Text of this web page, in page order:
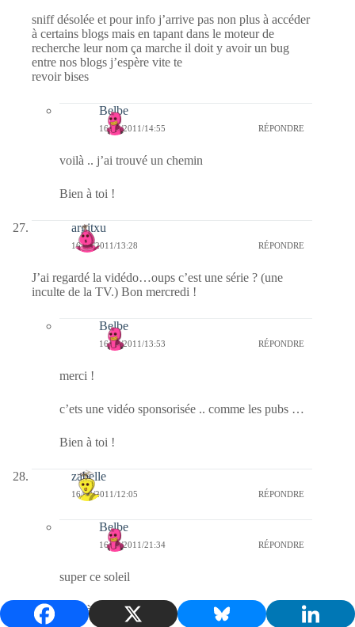
sniff désolée et pour info j’arrive pas non plus à accéder
à certains blogs mais en tapant dans le moteur de
recherche leur nom ça marche il doit y avoir un bug
entre nos blogs j’espère vite te
revoir bises
Belbe
16/02/2011/14:55 RÉPONDRE
voilà .. j’ai trouvé un chemin
Bien à toi !
argitxu
16/02/2011/13:28 RÉPONDRE
J’ai regardé la vidédo…oups c’est une série ? (une
inculte de la TV.) Bon mercredi !
Belbe
16/02/2011/13:53 RÉPONDRE
merci !
c’ets une vidéo sponsorisée .. comme les pubs …
Bien à toi !
zabelle
16/02/2011/12:05 RÉPONDRE
Belbe
16/02/2011/21:34 RÉPONDRE
super ce soleil
Bien à toi !